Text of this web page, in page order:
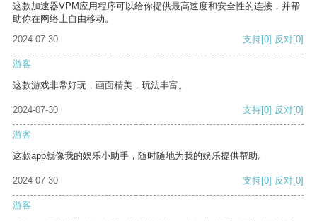
这款加速器VPM应用程序可以给你提供最高速度和安全性的连接，并帮
助你在网络上自由移动。
2024-07-30
支持[0] 反对[0]
游客
这款游戏非常好玩，画面精美，玩法丰富。
2024-07-30 支持[0] 反对[0]
游客
这款app就像我的娱乐小助手，随时随地为我的娱乐提供帮助。
2024-07-30 支持[0] 反对[0]
游客